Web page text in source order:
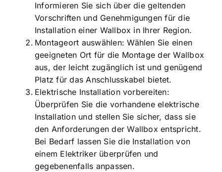
Informieren Sie sich über die geltenden
Vorschriften und Genehmigungen für die
Installation einer Wallbox in Ihrer Region.
Montageort auswählen: Wählen Sie einen
geeigneten Ort für die Montage der Wallbox
aus, der leicht zugänglich ist und genügend
Platz für das Anschlusskabel bietet.
Elektrische Installation vorbereiten:
Überprüfen Sie die vorhandene elektrische
Installation und stellen Sie sicher, dass sie
den Anforderungen der Wallbox entspricht.
Bei Bedarf lassen Sie die Installation von
einem Elektriker überprüfen und
gegebenenfalls anpassen.